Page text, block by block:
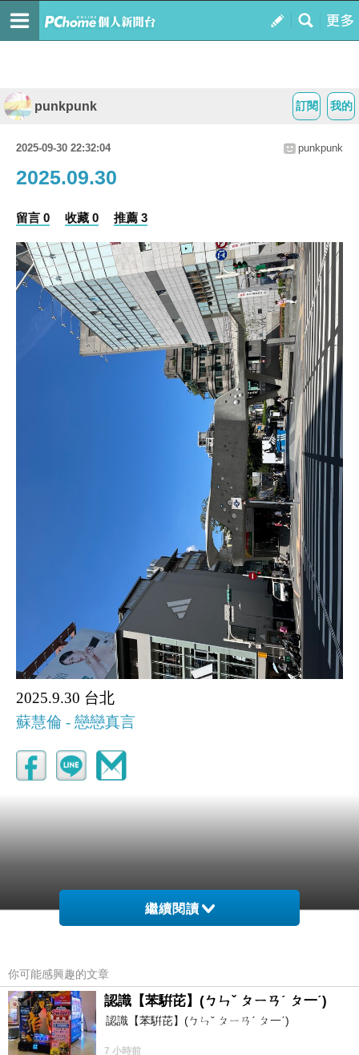
我的
訂閱
punkpunk
2025-09-30 22:32:04 punkpunk
2025.09.30
留言 0 收藏 0 推薦 3
2025.9.30 台北
蘇慧倫 - 戀戀真言
繼續閱讀
你可能感興趣的文章
認識【苯騈芘】(ㄅㄣˇ ㄆㄧㄢˊ ㄆ一ˊ)
認識【苯騈芘】(ㄅㄣˇ ㄆㄧㄢˊ ㄆ一ˊ)
7 小時前